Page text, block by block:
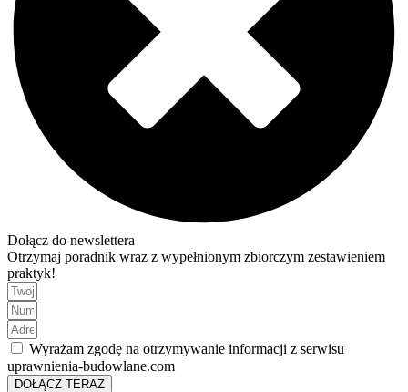
Dołącz do newslettera
Otrzymaj poradnik wraz z wypełnionym zbiorczym zestawieniem
praktyk!
Wyrażam zgodę na otrzymywanie informacji z serwisu
uprawnienia-budowlane.com
DOŁĄCZ TERAZ